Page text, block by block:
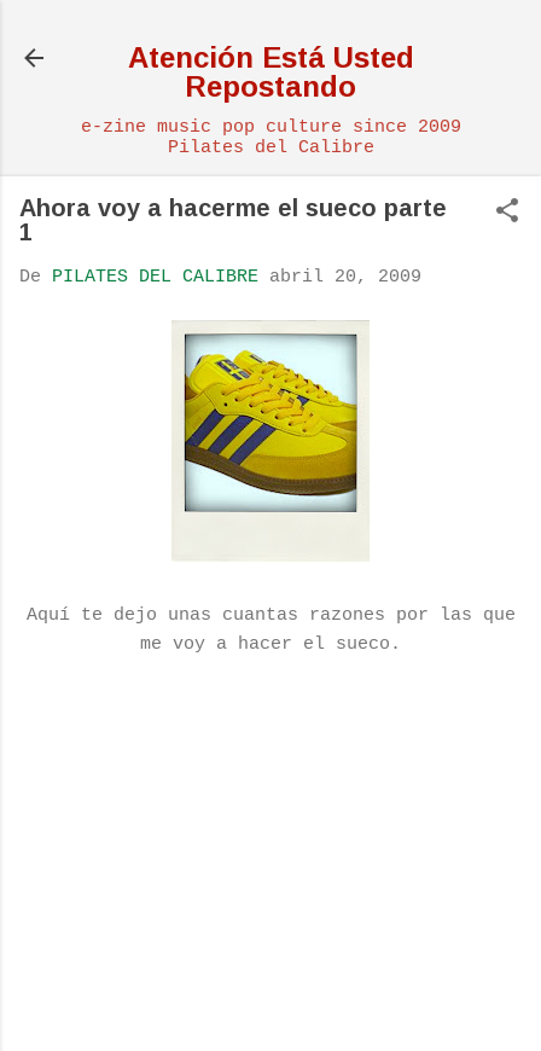
Atención Está Usted
Repostando
e-zine music pop culture since 2009
Pilates del Calibre
Ahora voy a hacerme el sueco parte
1
De PILATES DEL CALIBRE abril 20, 2009
Aquí te dejo unas cuantas razones por las que
me voy a hacer el sueco.